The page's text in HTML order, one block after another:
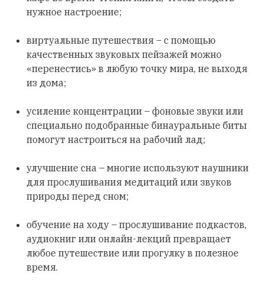
нужное настроение;
виртуальные путешествия – с помощью
качественных звуковых пейзажей можно
«перенестись» в любую точку мира, не выходя
из дома;
усиление концентрации – фоновые звуки или
специально подобранные бинауральные биты
помогут настроиться на рабочий лад;
улучшение сна – многие используют наушники
для прослушивания медитаций или звуков
природы перед сном;
обучение на ходу – прослушивание подкастов,
аудиокниг или онлайн-лекций превращает
любое путешествие или прогулку в полезное
время.